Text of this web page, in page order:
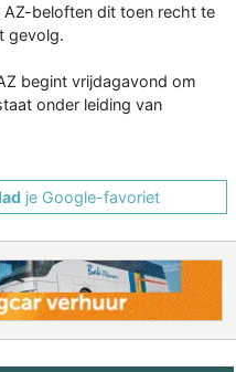
beloften dit toen recht te
gevolg.
begint vrijdagavond om
onder leiding van
je Google-favoriet